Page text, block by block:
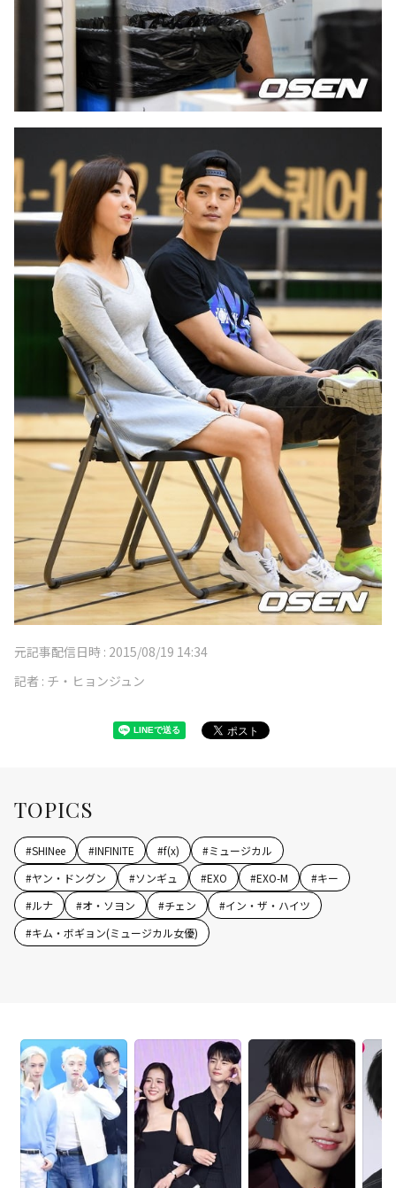
元記事配信日時 : 2015/08/19 14:34
記者 : チ・ヒョンジュン
TOPICS
#SHINee #INFINITE #f(x) #ミュージカル
#ヤン・ドングン #ソンギュ #EXO #EXO-M #キー
#ルナ #オ・ソヨン #チェン #イン・ザ・ハイツ
#キム・ボギョン(ミュージカル女優)